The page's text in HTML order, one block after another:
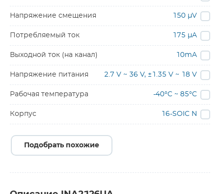
Напряжение смещения 150 µV
Потребляемый ток 175 µA
Выходной ток (на канал) 10mA
Напряжение питания 2.7 V ~ 36 V, ±1.35 V ~ 18 V
Рабочая температура -40°C ~ 85°C
Корпус 16-SOIC N
Подобрать похожие